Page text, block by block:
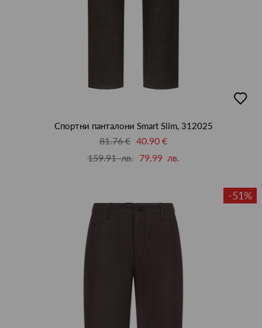
в
Спортни панталони Smart Slim, 312025
81.76 € 40.90 €
159.91 лв.
79.99 лв.
-51%